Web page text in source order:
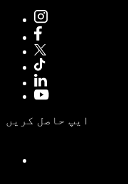
ایپ حاصل کریں